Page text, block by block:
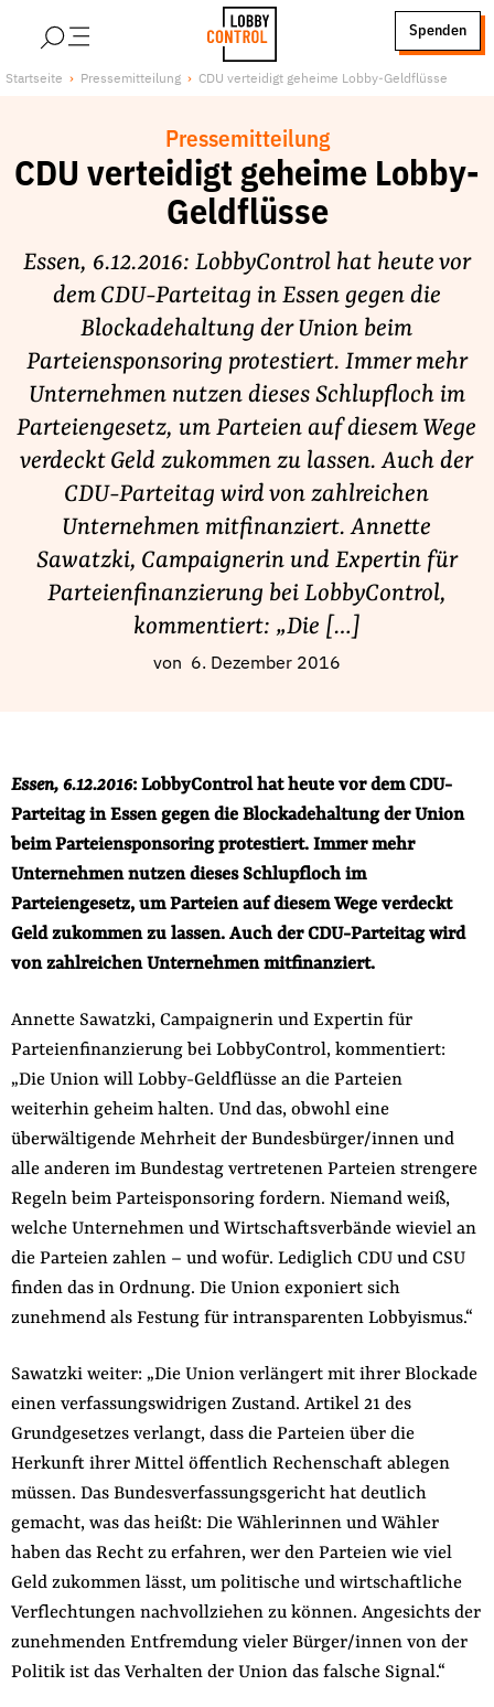
LobbyControl
Spenden
Über uns
Finanzierung
Publikationen und Material
Lobbykritische Stadtführungen
Unsere Schwerpunkte
Lobbykontrolle und Regeln
Lobbyismus und Klima
Macht der Digitalkonzerne
Spenden & Fördern
Fördermitglied werden
Jetzt Spenden
Geschenkspende
Bußgelder und Geldauflagen
Appelle unterzeichnen
Kontakt
Impressum
Suche
der
Website
Folge Uns
FacebookMastodon
BlueskyInstagram
YoutubeLinkedIn
Feed
Startseite Pressemitteilung CDU verteidigt geheime Lobby-Geldflüsse
Pressemitteilung
CDU verteidigt geheime Lobby-
Geldflüsse
Essen, 6.12.2016: LobbyControl hat heute vor
dem CDU-Parteitag in Essen gegen die
Blockadehaltung der Union beim
Parteiensponsoring protestiert. Immer mehr
Unternehmen nutzen dieses Schlupfloch im
Parteiengesetz, um Parteien auf diesem Wege
verdeckt Geld zukommen zu lassen. Auch der
CDU-Parteitag wird von zahlreichen
Unternehmen mitfinanziert. Annette
Sawatzki, Campaignerin und Expertin für
Parteienfinanzierung bei LobbyControl,
kommentiert: „Die […]
von 6. Dezember 2016
Essen, 6.12.2016: LobbyControl hat heute vor dem CDU-
Parteitag in Essen gegen die Blockadehaltung der Union
beim Parteiensponsoring protestiert. Immer mehr
Unternehmen nutzen dieses Schlupfloch im
Parteiengesetz, um Parteien auf diesem Wege verdeckt
Geld zukommen zu lassen. Auch der CDU-Parteitag wird
von zahlreichen Unternehmen mitfinanziert.
Annette Sawatzki, Campaignerin und Expertin für
Parteienfinanzierung bei LobbyControl, kommentiert:
„Die Union will Lobby-Geldflüsse an die Parteien
weiterhin geheim halten. Und das, obwohl eine
überwältigende Mehrheit der Bundesbürger/innen und
alle anderen im Bundestag vertretenen Parteien strengere
Regeln beim Parteisponsoring fordern. Niemand weiß,
welche Unternehmen und Wirtschaftsverbände wieviel an
die Parteien zahlen – und wofür. Lediglich CDU und CSU
finden das in Ordnung. Die Union exponiert sich
zunehmend als Festung für intransparenten Lobbyismus.“
Sawatzki weiter: „Die Union verlängert mit ihrer Blockade
einen verfassungswidrigen Zustand. Artikel 21 des
Grundgesetzes verlangt, dass die Parteien über die
Herkunft ihrer Mittel öffentlich Rechenschaft ablegen
müssen. Das Bundesverfassungsgericht hat deutlich
gemacht, was das heißt: Die Wählerinnen und Wähler
haben das Recht zu erfahren, wer den Parteien wie viel
Geld zukommen lässt, um politische und wirtschaftliche
Verflechtungen nachvollziehen zu können. Angesichts der
zunehmenden Entfremdung vieler Bürger/innen von der
Politik ist das Verhalten der Union das falsche Signal.“